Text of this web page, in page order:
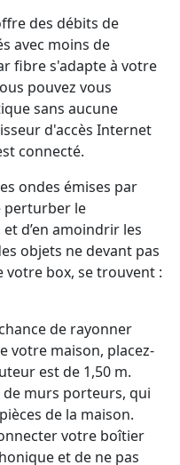
des débits de
avec moins de
fibre s'adapte à votre
pouvez vous
sans aucune
d'accès Internet
connecté.
ondes émises par
perturber le
d’en amoindrir les
objets ne devant pas
box, se trouvent :
de rayonner
votre maison, placez-
est de 1,50 m.
de murs porteurs, qui
de la maison.
votre boîtier
et de ne pas